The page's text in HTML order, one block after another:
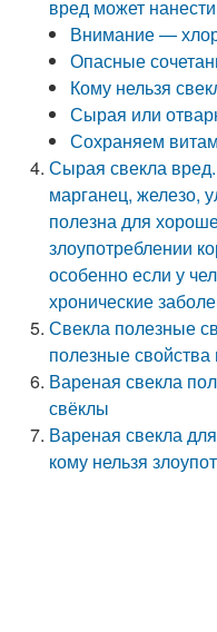
вред может
Внимание —
Опасные
Кому нельзя
Сырая или
Сохраняем
Сырая свекла
марганец, железо,
полезна для
злоупотреблении
особенно если у
хронические
Свекла полезные
полезные свойства
Вареная свекла
свёклы
Вареная свекла
кому нельзя